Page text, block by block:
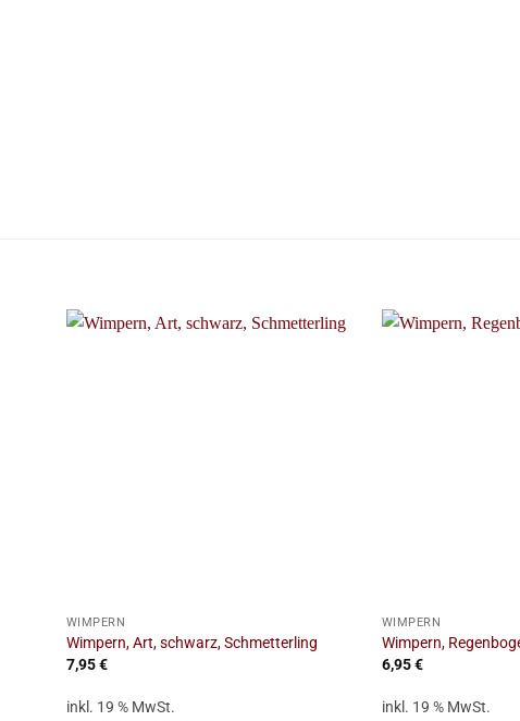
WIMPERN
Wimpern, Art, schwarz, Schmetterling
7,95€
inkl. 19 % MwSt.
WIMPERN
Wimpern,
6,95€
inkl. 19 % MwSt.